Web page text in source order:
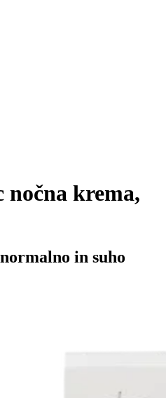
nočna krema,
in suho